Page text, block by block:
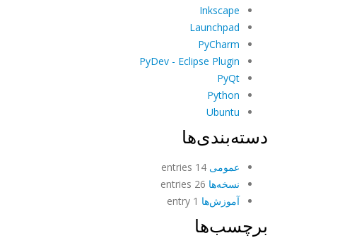
Inkscape
Launchpad
PyCharm
PyDev - Eclipse Plugin
PyQt
Python
Ubuntu
دسته‌بندی‌ها
عمومی
نسخه‌ها
آموزش‌ها
برچسب‌ها